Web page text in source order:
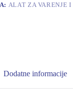
ALAT ZA VARENJE
Dodatne informacije